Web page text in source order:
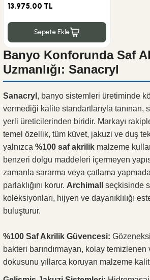
13.975,00 TL
Sepete Ekle
Banyo Konforunda Saf
Uzmanlığı: Sanacryl
Sanacryl , banyo sistemleri üretiminde
vermediği kalite standartlarıyla tanınan,
yerli üreticilerinden biridir. Markayı
temel özellik, tüm küvet, jakuzi ve duş
yalnızca %100 saf akrilik malzeme
benzeri dolgu maddeleri içermeyen
zamanla sararma veya çatlama
parlaklığını korur. Archimall
seçkisinde
koleksiyonları, hijyen ve dayanıklılığı
buluşturur.
%100 Saf Akrilik Güvencesi:
bakteri barındırmayan, kolay temizlenen
dokusunu yıllarca koruyan malzeme